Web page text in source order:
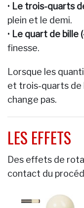
• Le trois-quarts
plein et le demi.
• Le quart de bille
finesse.
Lorsque les
et trois-quarts de
change pas.
LES EFFETS
Des effets de
contact du